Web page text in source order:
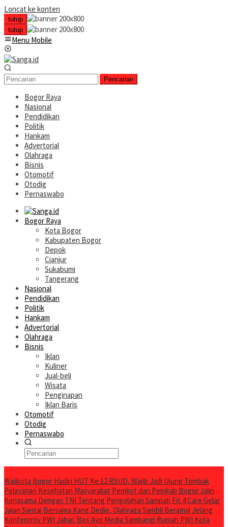
Loncat ke konten
tutup
tutup
Menu Mobile
Pencarian
Bogor Raya
Nasional
Pendidikan
Politik
Hankam
Advertorial
Olahraga
Bisnis
Otomotif
Otodig
Pernaswabo
Bogor Raya
Kota Bogor
Kabupaten Bogor
Depok
Cianjur
Sukabumi
Tangerang
Nasional
Pendidikan
Politik
Hankam
Advertorial
Olahraga
Bisnis
Iklan
Kuliner
Jual-beli
Wisata
Penginapan
Iklan Baris
Otomotif
Otodig
Pernaswabo
Walikota Bogor Hadiri HUT Ke 12 RSUD, Wajib Jadi Ujung Tombak
Pelayanan Kesehatan Masyarakat Pemkot dan Pemkab Bogor Jalin
Kerjasama Dengan TNI Tentang Pengolahan Sampah Fit 4 Care Gelar
Jalan Santai Bersama Kang Dedie, Olahraga Sambil BeramalJelang
Konferprov PWI Jabar, Bos Ayo Media Sambangi Rumah PWI Kota